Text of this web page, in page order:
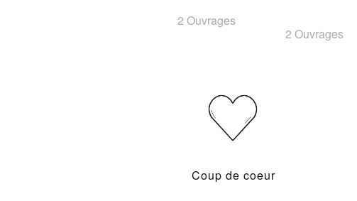
2 Ouvrages
2 Ouvrages
Coup de coeur